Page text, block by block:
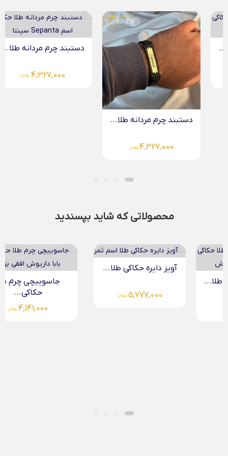
دستبند چرم مردانه طلا...
4,327,000 تومان
دستبند چرم مردانه طلا...
4,327,000 تومان
محصولاتی که شاید بپسندید
آویز دایره حکاکی طلا...
5,777,000 تومان
جاسوییچی چرم طلا
تومان